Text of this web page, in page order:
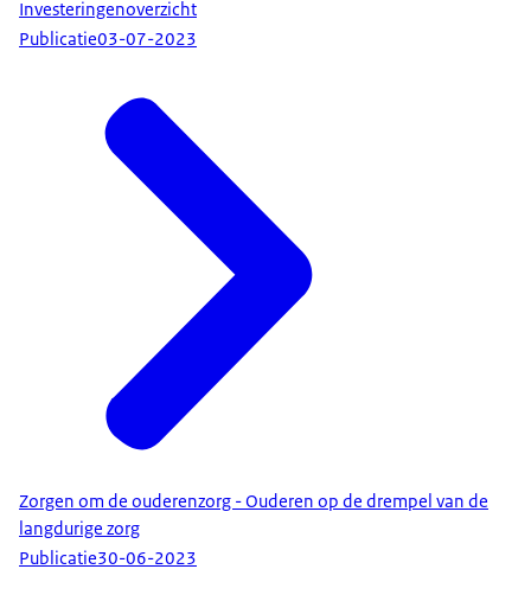
Investeringenoverzicht
Publicatie03-07-2023
Zorgen om de ouderenzorg - Ouderen op de drempel van de
langdurige zorg
Publicatie30-06-2023